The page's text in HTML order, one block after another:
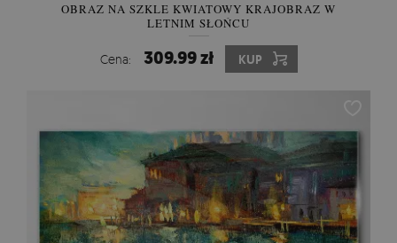
OBRAZ NA SZKLE KWIATOWY KRAJOBRAZ W
LETNIM SŁOŃCU
Cena: 309.99 zł KUP